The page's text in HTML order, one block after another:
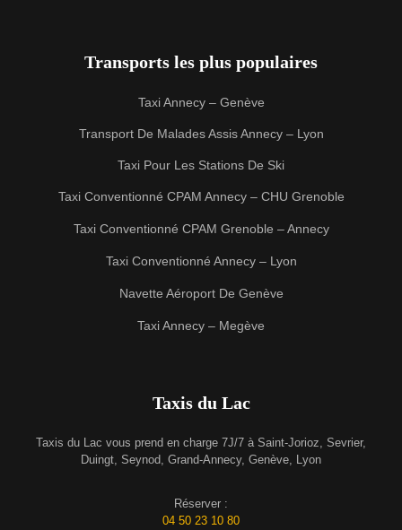
Transports les plus populaires
Taxi Annecy – Genève
Transport De Malades Assis Annecy – Lyon
Taxi Pour Les Stations De Ski
Taxi Conventionné CPAM Annecy – CHU Grenoble
Taxi Conventionné CPAM Grenoble – Annecy
Taxi Conventionné Annecy – Lyon
Navette Aéroport De Genève
Taxi Annecy – Megève
Taxis du Lac
Taxis du Lac vous prend en charge 7J/7 à Saint-Jorioz, Sevrier,
Duingt, Seynod, Grand-Annecy, Genève, Lyon
Réserver :
04 50 23 10 80